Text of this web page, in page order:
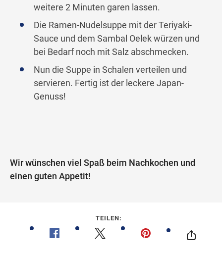
weitere 2 Minuten garen lassen.
Die Ramen-Nudelsuppe mit der Teriyaki-
Sauce und dem Sambal Oelek würzen und
bei Bedarf noch mit Salz abschmecken.
Nun die Suppe in Schalen verteilen und
servieren. Fertig ist der leckere Japan-
Genuss!
Wir wünschen viel Spaß beim Nachkochen und
einen guten Appetit!
TEILEN: